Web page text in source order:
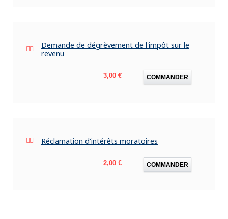
Demande de dégrèvement de l'impôt sur le
revenu
Prix
3,00 € COMMANDER
Réclamation d'intérêts moratoires
Prix
2,00 € COMMANDER